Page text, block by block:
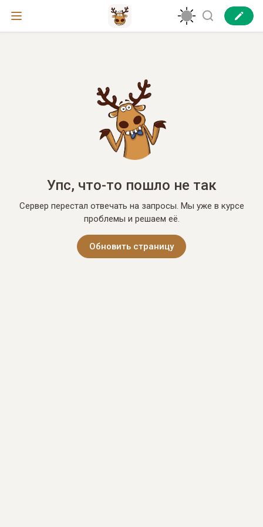
Упс, что-то пошло не так
Сервер перестал отвечать на запросы. Мы уже в курсе
проблемы и решаем её.
Обновить страницу